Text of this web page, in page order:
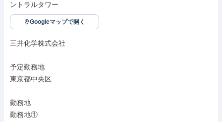
ントラルタワー
Googleマップで開く
三井化学株式会社
予定勤務地
東京都中央区
勤務地
勤務地①